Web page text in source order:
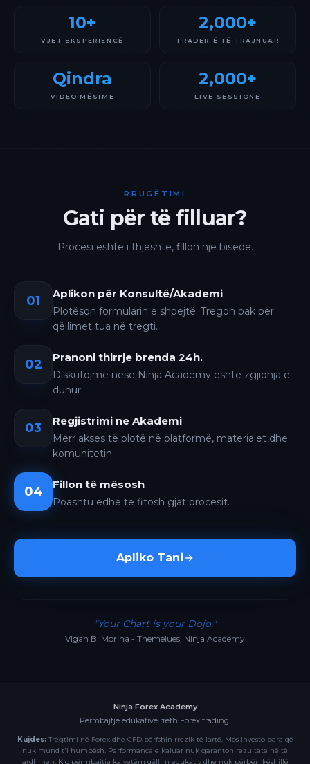
10+
VJET EKSPERIENCË
2,000+
TRADER-Ë TË TRAJNUAR
Qindra
VIDEO MËSIME
2,000+
LIVE SESSIONE
RRUGËTIMI
Gati për të filluar?
Procesi është i thjeshtë, fillon një bisedë.
01 Aplikon për Konsultë/Akademi
Plotëson formularin e shpejtë. Tregon pak për
qëllimet tua në tregti.
02 Pranoni thirrje brenda 24h.
Diskutojmë nëse Ninja Academy është zgjidhja e
duhur.
03 Regjistrimi ne Akademi
Merr akses të plotë në platformë, materialet dhe
komunitetin.
04 Fillon të mësosh
Poashtu edhe te fitosh gjat procesit.
Apliko Tani
"Your Chart is your Dojo."
Vigan B. Morina - Themelues, Ninja Academy
Ninja Forex Academy
Përmbajtje edukative rreth Forex trading.
Kujdes:Tregtimi në Forex dhe CFD përfshin rrezik të lartë. Mos investo para që
nuk mund t'i humbësh. Performanca e kaluar nuk garanton rezultate në të
ardhmen. Kjo përmbajtje ka vetëm qëllim edukativ dhe nuk përbën këshillë